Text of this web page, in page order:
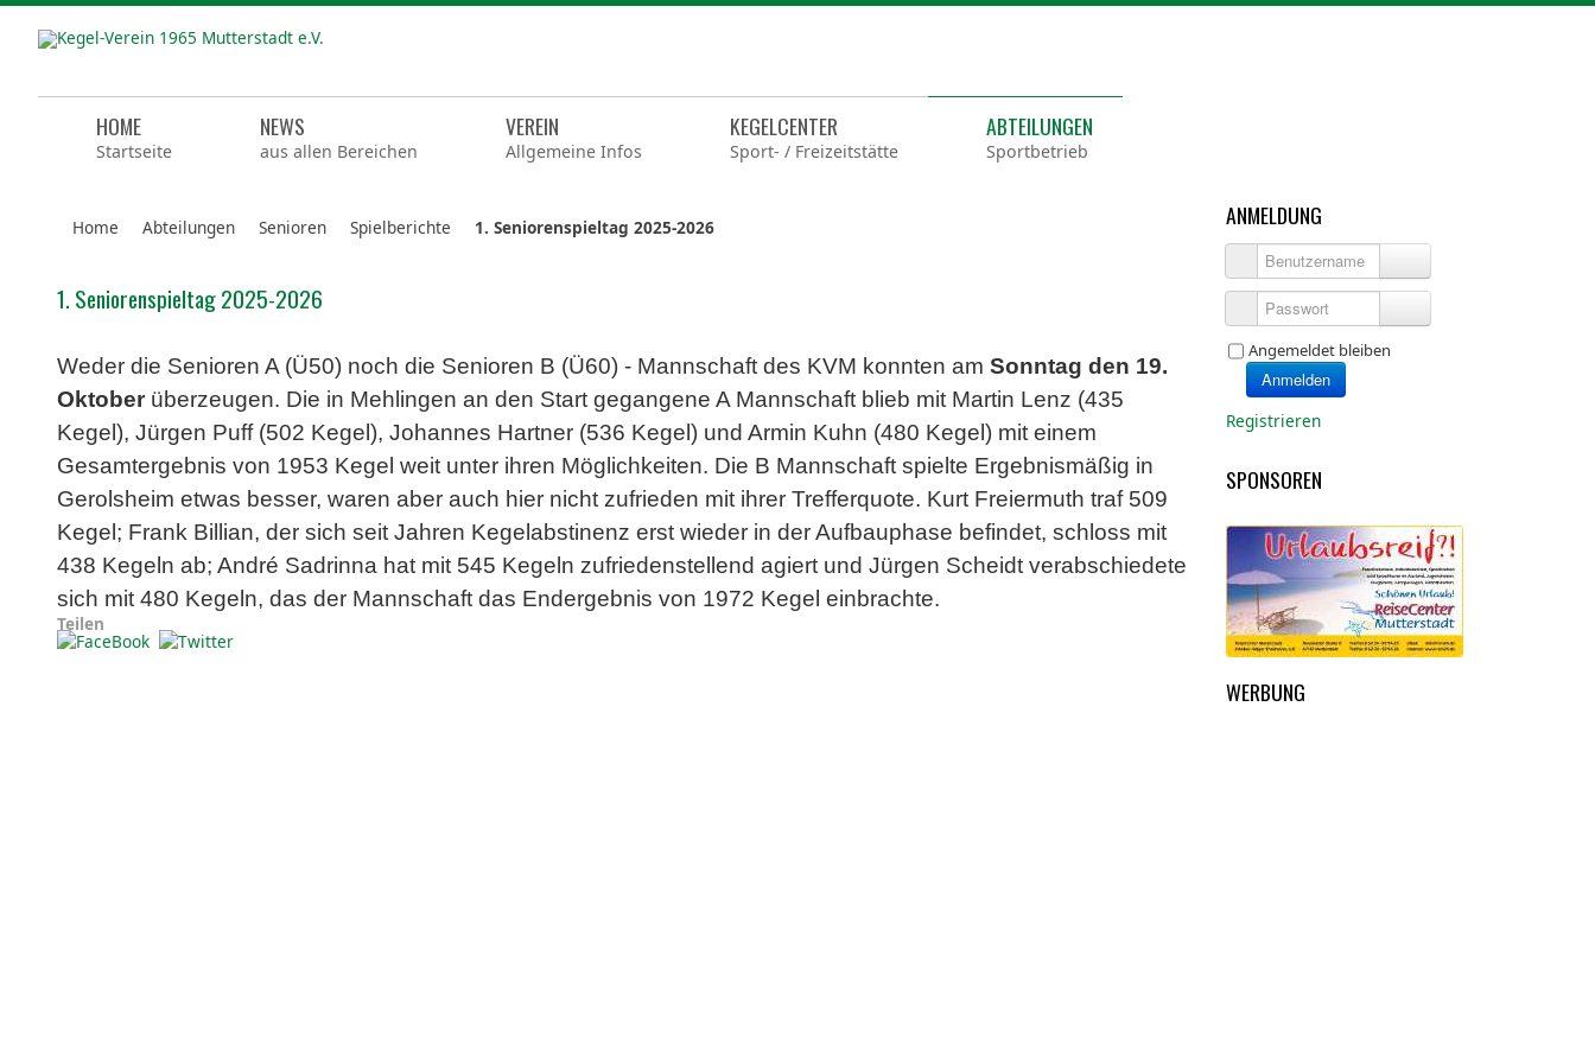
HOME
Startseite
NEWS
aus allen Bereichen
VEREIN
Allgemeine Infos
KEGELCENTER
Sport- / Freizeitstätte
ABTEILUNGEN
Sportbetrieb
Home Abteilungen Senioren Spielberichte 1. Seniorenspieltag 2025-2026
1. Seniorenspieltag 2025-2026
Weder die Senioren A (Ü50) noch die Senioren B (Ü60) - Mannschaft des KVM konnten amSonntag den 19.
Oktober überzeugen. Die in Mehlingen an den Start gegangene A Mannschaft blieb mit Martin Lenz (435
Kegel), Jürgen Puff (502 Kegel), Johannes Hartner (536 Kegel) und Armin Kuhn (480 Kegel) mit einem
Gesamtergebnis von 1953 Kegel weit unter ihren Möglichkeiten. Die B Mannschaft spielte Ergebnismäßig in
Gerolsheim etwas besser, waren aber auch hier nicht zufrieden mit ihrer Trefferquote. Kurt Freiermuth traf 509
Kegel; Frank Billian, der sich seit Jahren Kegelabstinenz erst wieder in der Aufbauphase befindet, schloss mit
438 Kegeln ab; André Sadrinna hat mit 545 Kegeln zufriedenstellend agiert und Jürgen Scheidt verabschiedete
sich mit 480 Kegeln, das der Mannschaft das Endergebnis von 1972 Kegel einbrachte.
Teilen
ANMELDUNG
Benutzername
Passwort
Angemeldet bleiben
Anmelden
Registrieren
SPONSOREN
WERBUNG